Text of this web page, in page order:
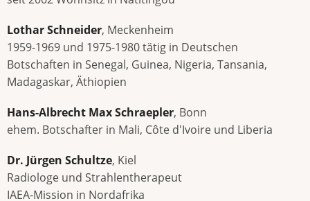
Lothar Schneider, Meckenheim
1959-1969 und 1975-1980 tätig in Deutschen
Botschaften in Senegal, Guinea, Nigeria, Tansania,
Madagaskar, Äthiopien
Hans-Albrecht Max Schraepler, Bonn
ehem. Botschafter in Mali, Côte d'Ivoire und Liberia
Dr. Jürgen Schultze, Kiel
Radiologe und Strahlentherapeut
IAEA-Mission in Nordafrika